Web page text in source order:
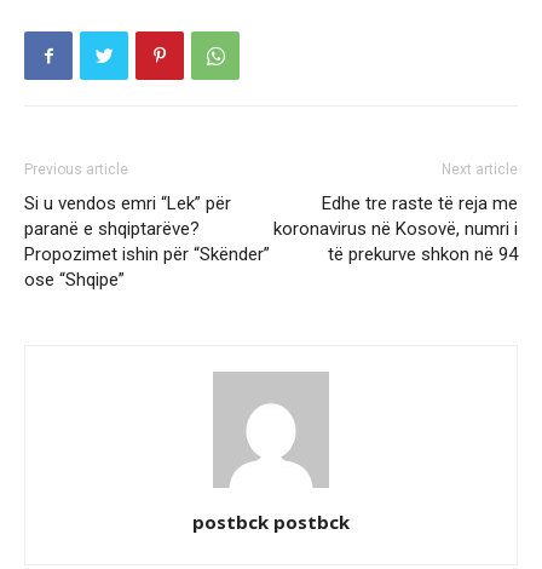
Previous article
Si u vendos emri “Lek” për
paranë e shqiptarëve?
Propozimet ishin për “Skënder”
ose “Shqipe”
Next article
Edhe tre raste të reja me
koronavirus në Kosovë, numri i
të prekurve shkon në 94
postbck postbck